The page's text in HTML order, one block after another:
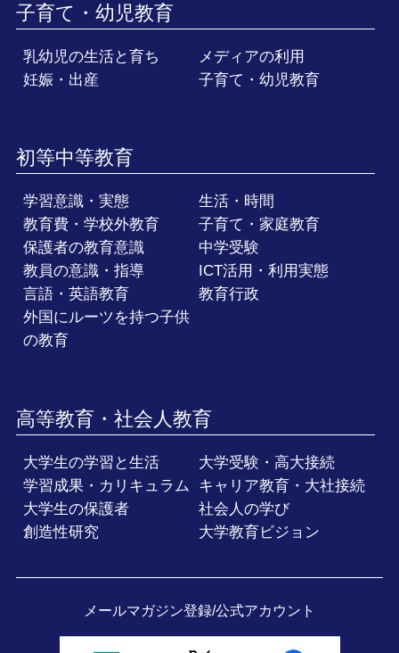
子育て・幼児教育
乳幼児の生活と育ち
メディアの利用
妊娠・出産
子育て・幼児教育
初等中等教育
学習意識・実態
生活・時間
教育費・学校外教育
子育て・家庭教育
保護者の教育意識
中学受験
教員の意識・指導
ICT活用・利用実態
言語・英語教育
教育行政
外国にルーツを持つ子供
の教育
高等教育・社会人教育
大学生の学習と生活
大学受験・高大接続
学習成果・カリキュラム
キャリア教育・大社接続
大学生の保護者
社会人の学び
創造性研究
大学教育ビジョン
メールマガジン登録/公式アカウント